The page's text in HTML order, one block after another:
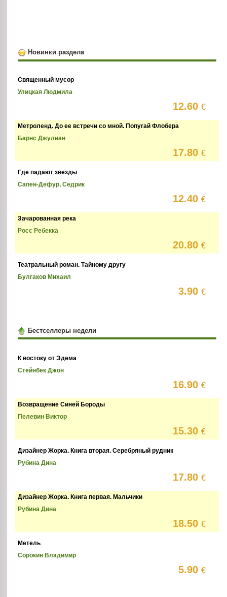
Новинки раздела
Священный мусор
Улицкая Людмила
12.60€
Метроленд. До ее встречи со мной. Попугай Флобера
Барнс Джулиан
17.80€
Где падают звезды
Сапен-Дефур, Седрик
12.40€
Зачарованная река
Росс Ребекка
20.80€
Театральный роман. Тайному другу
Булгаков Михаил
3.90€
Бестселлеры недели
К востоку от Эдема
Стейнбек Джон
16.90€
Возвращение Синей Бороды
Пелевин Виктор
15.30€
Дизайнер Жорка. Книга вторая. Серебряный рудник
Рубина Дина
17.80€
Дизайнер Жорка. Книга первая. Мальчики
Рубина Дина
18.50€
Метель
Сорокин Владимир
5.90€